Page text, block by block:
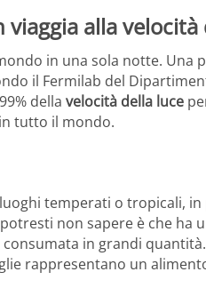
alla velocità
in una sola notte. Una
il Fermilab del
della velocità della luce
tutto il mondo.
temperati o tropicali, in
non sapere è che ha
consumata in grandi
rappresentano un